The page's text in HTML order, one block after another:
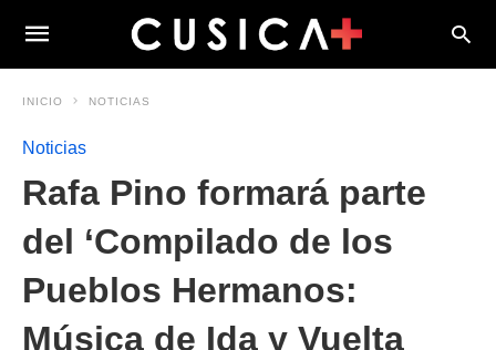
INICIO NOTICIAS
Noticias
Rafa Pino formará parte
del ‘Compilado de los
Pueblos Hermanos:
Música de Ida y Vuelta